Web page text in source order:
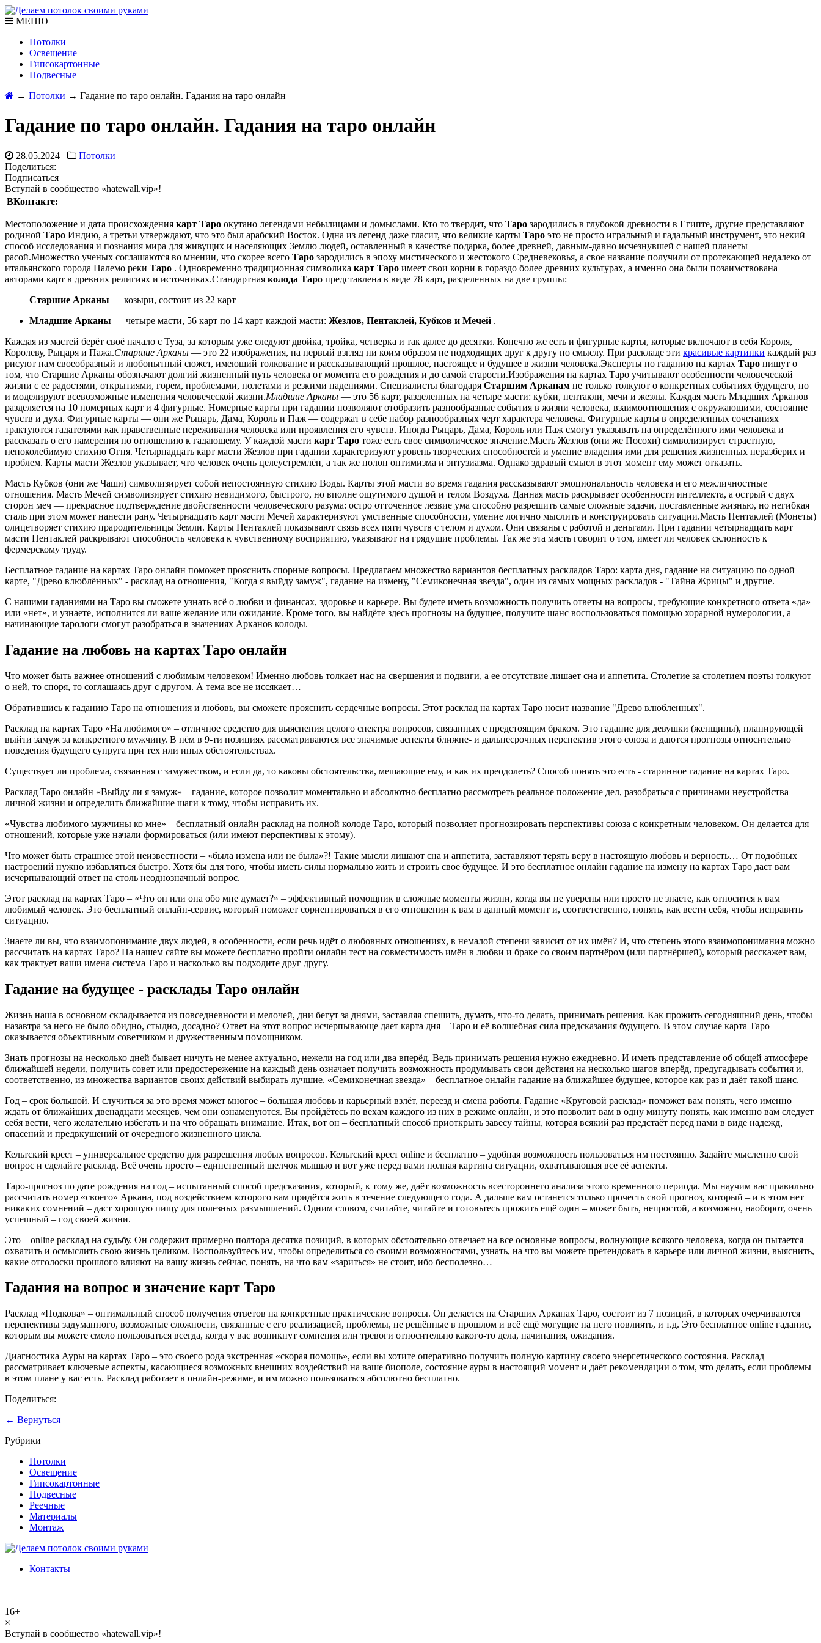
МЕНЮ
Потолки
Освещение
Гипсокартонные
Подвесные
→ Потолки → Гадание по таро онлайн. Гадания на таро онлайн
Гадание по таро онлайн. Гадания на таро онлайн
28.05.2024
Потолки
Поделиться:
Подписаться
Вступай в сообщество «hatewall.vip»!
ВКонтакте:
Местоположение и дата происхождения карт Таро окутано легендами небылицами и домыслами. Кто то твердит, что Таро зародились в глубокой древности в Египте, другие представляют
родиной Таро Индию, а третьи утверждают, что это был арабский Восток. Одна из легенд даже гласит, что великие карты Таро это не просто игральный и гадальный инструмент, это некий
способ исследования и познания мира для живущих и населяющих Землю людей, оставленный в качестве подарка, более древней, давным-давно исчезнувшей с нашей планеты
расой.Множество ученых соглашаются во мнении, что скорее всего Таро зародились в эпоху мистического и жестокого Средневековья, а свое название получили от протекающей недалеко от
итальянского города Палемо реки Таро . Одновременно традиционная символика карт Таро имеет свои корни в гораздо более древних культурах, а именно она были позаимствована
авторами карт в древних религиях и источниках.Стандартная колода Таро представлена в виде 78 карт, разделенных на две группы:
Старшие Арканы — козыри, состоит из 22 карт
Младшие Арканы — четыре масти, 56 карт по 14 карт каждой масти: Жезлов, Пентаклей, Кубков и Мечей .
Каждая из мастей берёт своё начало с Туза, за которым уже следуют двойка, тройка, четверка и так далее до десятки. Конечно же есть и фигурные карты, которые включают в себя Короля,
Королеву, Рыцаря и Пажа.Старшие Арканы — это 22 изображения, на первый взгляд ни коим образом не подходящих друг к другу по смыслу. При раскладе эти красивые картинки каждый раз
рисуют нам своеобразный и любопытный сюжет, имеющий толкование и рассказывающий прошлое, настоящее и будущее в жизни человека.Эксперты по гаданию на картах Таро пишут о
том, что Старшие Арканы обозначают долгий жизненный путь человека от момента его рождения и до самой старости.Изображения на картах Таро учитывают особенности человеческой
жизни с ее радостями, открытиями, горем, проблемами, полетами и резкими падениями. Специалисты благодаря Старшим Арканам не только толкуют о конкретных событиях будущего, но
и моделируют всевозможные изменения человеческой жизни.Младшие Арканы — это 56 карт, разделенных на четыре масти: кубки, пентакли, мечи и жезлы. Каждая масть Младших Арканов
разделяется на 10 номерных карт и 4 фигурные. Номерные карты при гадании позволяют отобразить разнообразные события в жизни человека, взаимоотношения с окружающими, состояние
чувств и духа. Фигурные карты — они же Рыцарь, Дама, Король и Паж — содержат в себе набор разнообразных черт характера человека. Фигурные карты в определенных сочетаниях
трактуются гадателями как нравственные переживания человека или проявления его чувств. Иногда Рыцарь, Дама, Король или Паж смогут указывать на определённого ими человека и
рассказать о его намерения по отношению к гадающему. У каждой масти карт Таро тоже есть свое символическое значение.Масть Жезлов (они же Посохи) символизирует страстную,
непоколебимую стихию Огня. Четырнадцать карт масти Жезлов при гадании характеризуют уровень творческих способностей и умение владения ими для решения жизненных неразберих и
проблем. Карты масти Жезлов указывает, что человек очень целеустремлён, а так же полон оптимизма и энтузиазма. Однако здравый смысл в этот момент ему может отказать.
Масть Кубков (они же Чаши) символизирует собой непостоянную стихию Воды. Карты этой масти во время гадания рассказывают эмоциональность человека и его межличностные
отношения. Масть Мечей символизирует стихию невидимого, быстрого, но вполне ощутимого душой и телом Воздуха. Данная масть раскрывает особенности интеллекта, а острый с двух
сторон меч — прекрасное подтверждение двойственности человеческого разума: остро отточенное лезвие ума способно разрешить самые сложные задачи, поставленные жизнью, но негибкая
сталь при этом может нанести рану. Четырнадцать карт масти Мечей характеризуют умственные способности, умение логично мыслить и конструировать ситуации.Масть Пентаклей (Монеты)
олицетворяет стихию прародительницы Земли. Карты Пентаклей показывают связь всех пяти чувств с телом и духом. Они связаны с работой и деньгами. При гадании четырнадцать карт
масти Пентаклей раскрывают способность человека к чувственному восприятию, указывают на грядущие проблемы. Так же эта масть говорит о том, имеет ли человек склонность к
фермерскому труду.
Бесплатное гадание на картах Таро онлайн поможет прояснить спорные вопросы. Предлагаем множество вариантов бесплатных раскладов Таро: карта дня, гадание на ситуацию по одной
карте, "Древо влюблённых" - расклад на отношения, "Когда я выйду замуж", гадание на измену, "Семиконечная звезда", один из самых мощных раскладов - "Тайна Жрицы" и другие.
С нашими гаданиями на Таро вы сможете узнать всё о любви и финансах, здоровье и карьере. Вы будете иметь возможность получить ответы на вопросы, требующие конкретного ответа «да»
или «нет», и узнаете, исполнится ли ваше желание или ожидание. Кроме того, вы найдёте здесь прогнозы на будущее, получите шанс воспользоваться помощью хорарной нумерологии, а
начинающие тарологи смогут разобраться в значениях Арканов колоды.
Гадание на любовь на картах Таро онлайн
Что может быть важнее отношений с любимым человеком! Именно любовь толкает нас на свершения и подвиги, а ее отсутствие лишает сна и аппетита. Столетие за столетием поэты толкуют
о ней, то споря, то соглашаясь друг с другом. А тема все не иссякает…
Обратившись к гаданию Таро на отношения и любовь, вы сможете прояснить сердечные вопросы. Этот расклад на картах Таро носит название "Древо влюбленных".
Расклад на картах Таро «На любимого» – отличное средство для выяснения целого спектра вопросов, связанных с предстоящим браком. Это гадание для девушки (женщины), планирующей
выйти замуж за конкретного мужчину. В нём в 9-ти позициях рассматриваются все значимые аспекты ближне- и дальнесрочных перспектив этого союза и даются прогнозы относительно
поведения будущего супруга при тех или иных обстоятельствах.
Существует ли проблема, связанная с замужеством, и если да, то каковы обстоятельства, мешающие ему, и как их преодолеть? Способ понять это есть - старинное гадание на картах Таро.
Расклад Таро онлайн «Выйду ли я замуж» – гадание, которое позволит моментально и абсолютно бесплатно рассмотреть реальное положение дел, разобраться с причинами неустройства
личной жизни и определить ближайшие шаги к тому, чтобы исправить их.
«Чувства любимого мужчины ко мне» – бесплатный онлайн расклад на полной колоде Таро, который позволяет прогнозировать перспективы союза с конкретным человеком. Он делается для
отношений, которые уже начали формироваться (или имеют перспективы к этому).
Что может быть страшнее этой неизвестности – «была измена или не была»?! Такие мысли лишают сна и аппетита, заставляют терять веру в настоящую любовь и верность… От подобных
настроений нужно избавляться быстро. Хотя бы для того, чтобы иметь силы нормально жить и строить свое будущее. И это бесплатное онлайн гадание на измену на картах Таро даст вам
исчерпывающий ответ на столь неоднозначный вопрос.
Этот расклад на картах Таро – «Что он или она обо мне думает?» – эффективный помощник в сложные моменты жизни, когда вы не уверены или просто не знаете, как относится к вам
любимый человек. Это бесплатный онлайн-сервис, который поможет сориентироваться в его отношении к вам в данный момент и, соответственно, понять, как вести себя, чтобы исправить
ситуацию.
Знаете ли вы, что взаимопонимание двух людей, в особенности, если речь идёт о любовных отношениях, в немалой степени зависит от их имён? И, что степень этого взаимопонимания можно
рассчитать на картах Таро? На нашем сайте вы можете бесплатно пройти онлайн тест на совместимость имён в любви и браке со своим партнёром (или партнёршей), который расскажет вам,
как трактует ваши имена система Таро и насколько вы подходите друг другу.
Гадание на будущее - расклады Таро онлайн
Жизнь наша в основном складывается из повседневности и мелочей, дни бегут за днями, заставляя спешить, думать, что-то делать, принимать решения. Как прожить сегодняшний день, чтобы
назавтра за него не было обидно, стыдно, досадно? Ответ на этот вопрос исчерпывающе дает карта дня – Таро и её волшебная сила предсказания будущего. В этом случае карта Таро
оказывается объективным советчиком и дружественным помощником.
Знать прогнозы на несколько дней бывает ничуть не менее актуально, нежели на год или два вперёд. Ведь принимать решения нужно ежедневно. И иметь представление об общей атмосфере
ближайшей недели, получить совет или предостережение на каждый день означает получить возможность продумывать свои действия на несколько шагов вперёд, предугадывать события и,
соответственно, из множества вариантов своих действий выбирать лучшие. «Семиконечная звезда» – бесплатное онлайн гадание на ближайшее будущее, которое как раз и даёт такой шанс.
Год – срок большой. И случиться за это время может многое – большая любовь и карьерный взлёт, переезд и смена работы. Гадание «Круговой расклад» поможет вам понять, чего именно
ждать от ближайших двенадцати месяцев, чем они ознаменуются. Вы пройдётесь по вехам каждого из них в режиме онлайн, и это позволит вам в одну минуту понять, как именно вам следует
себя вести, чего желательно избегать и на что обращать внимание. Итак, вот он – бесплатный способ приоткрыть завесу тайны, которая всякий раз предстаёт перед нами в виде надежд,
опасений и предвкушений от очередного жизненного цикла.
Кельтский крест – универсальное средство для разрешения любых вопросов. Кельтский крест online и бесплатно – удобная возможность пользоваться им постоянно. Задайте мысленно свой
вопрос и сделайте расклад. Всё очень просто – единственный щелчок мышью и вот уже перед вами полная картина ситуации, охватывающая все её аспекты.
Таро-прогноз по дате рождения на год – испытанный способ предсказания, который, к тому же, даёт возможность всестороннего анализа этого временного периода. Мы научим вас правильно
рассчитать номер «своего» Аркана, под воздействием которого вам придётся жить в течение следующего года. А дальше вам останется только прочесть свой прогноз, который – и в этом нет
никаких сомнений – даст хорошую пищу для полезных размышлений. Одним словом, считайте, читайте и готовьтесь прожить ещё один – может быть, непростой, а возможно, наоборот, очень
успешный – год своей жизни.
Это – online расклад на судьбу. Он содержит примерно полтора десятка позиций, в которых обстоятельно отвечает на все основные вопросы, волнующие всякого человека, когда он пытается
охватить и осмыслить свою жизнь целиком. Воспользуйтесь им, чтобы определиться со своими возможностями, узнать, на что вы можете претендовать в карьере или личной жизни, выяснить,
какие отголоски прошлого влияют на вашу жизнь сейчас, понять, на что вам «зариться» не стоит, ибо бесполезно…
Гадания на вопрос и значение карт Таро
Расклад «Подкова» – оптимальный способ получения ответов на конкретные практические вопросы. Он делается на Старших Арканах Таро, состоит из 7 позиций, в которых очерчиваются
перспективы задуманного, возможные сложности, связанные с его реализацией, проблемы, не решённые в прошлом и всё ещё могущие на него повлиять, и т.д. Это бесплатное online гадание,
которым вы можете смело пользоваться всегда, когда у вас возникнут сомнения или тревоги относительно какого-то дела, начинания, ожидания.
Диагностика Ауры на картах Таро – это своего рода экстренная «скорая помощь», если вы хотите оперативно получить полную картину своего энергетического состояния. Расклад
рассматривает ключевые аспекты, касающиеся возможных внешних воздействий на ваше биополе, состояние ауры в настоящий момент и даёт рекомендации о том, что делать, если проблемы
в этом плане у вас есть. Расклад работает в онлайн-режиме, и им можно пользоваться абсолютно бесплатно.
Поделиться:
← Вернуться
Рубрики
Потолки
Освещение
Гипсокартонные
Подвесные
Реечные
Материалы
Монтаж
Контакты
16+
×
Вступай в сообщество «hatewall.vip»!